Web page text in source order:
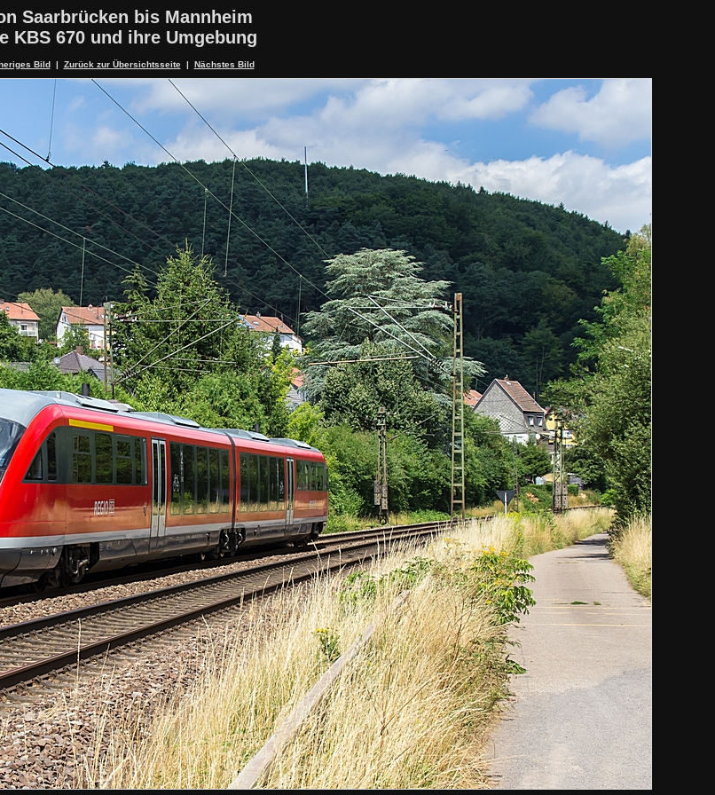
Saarbrücken bis Mannheim
KBS 670 und ihre Umgebung
Bild Zurück zur Übersichtsseite| Nächstes Bild